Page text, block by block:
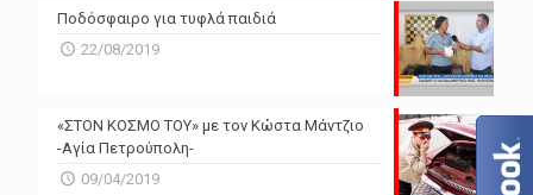
Ποδόσφαιρο για τυφλά παιδιά
22/08/2019
«ΣΤΟΝ ΚΟΣΜΟ ΤΟΥ» με τον Κώστα Μάντζιο
-Αγία Πετρούπολη-
09/04/2019